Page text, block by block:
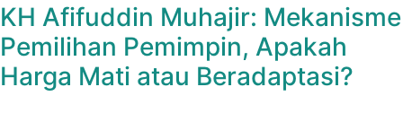
KH Afifuddin Muhajir: Mekanisme
Pemilihan Pemimpin, Apakah
Harga Mati atau Beradaptasi?